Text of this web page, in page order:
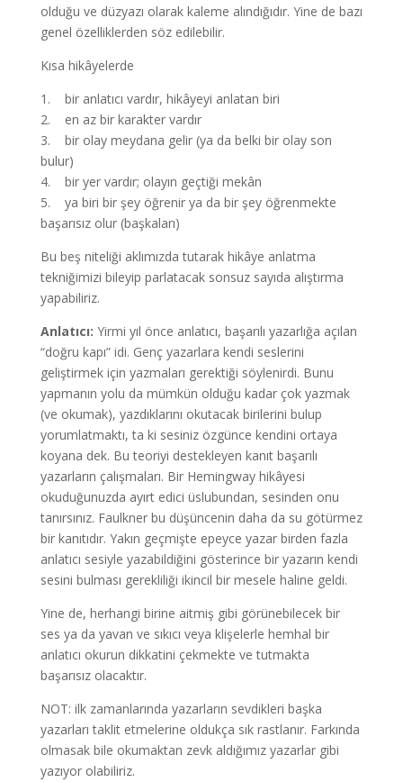
olduğu ve düzyazı olarak kaleme alındığıdır. Yine de bazı
genel özelliklerden söz edilebilir.
Kısa hikâyelerde
1. bir anlatıcı vardır, hikâyeyi anlatan biri
2. en az bir karakter vardır
3. bir olay meydana gelir (ya da belki bir olay son
bulur)
4. bir yer vardır; olayın geçtiği mekân
5. ya biri bir şey öğrenir ya da bir şey öğrenmekte
başarısız olur (başkaları)
Bu beş niteliği aklımızda tutarak hikâye anlatma
tekniğimizi bileyip parlatacak sonsuz sayıda alıştırma
yapabiliriz.
Anlatıcı: Yirmi yıl önce anlatıcı, başarılı yazarlığa açılan
“doğru kapı” idi. Genç yazarlara kendi seslerini
geliştirmek için yazmaları gerektiği söylenirdi. Bunu
yapmanın yolu da mümkün olduğu kadar çok yazmak
(ve okumak), yazdıklarını okutacak birilerini bulup
yorumlatmaktı, ta ki sesiniz özgünce kendini ortaya
koyana dek. Bu teoriyi destekleyen kanıt başarılı
yazarların çalışmaları. Bir Hemingway hikâyesi
okuduğunuzda ayırt edici üslubundan, sesinden onu
tanırsınız. Faulkner bu düşüncenin daha da su götürmez
bir kanıtıdır. Yakın geçmişte epeyce yazar birden fazla
anlatıcı sesiyle yazabildiğini gösterince bir yazarın kendi
sesini bulması gerekliliği ikincil bir mesele haline geldi.
Yine de, herhangi birine aitmiş gibi görünebilecek bir
ses ya da yavan ve sıkıcı veya klişelerle hemhal bir
anlatıcı okurun dikkatini çekmekte ve tutmakta
başarısız olacaktır.
NOT: ilk zamanlarında yazarların sevdikleri başka
yazarları taklit etmelerine oldukça sık rastlanır. Farkında
olmasak bile okumaktan zevk aldığımız yazarlar gibi
yazıyor olabiliriz.